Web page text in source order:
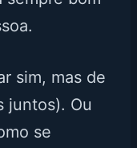
sim, mas de
juntos). Ou
se